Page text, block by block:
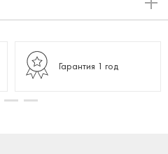
Гарантия 1 год